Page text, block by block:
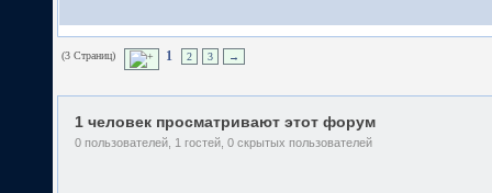
(3 Страниц) 1 2 3 →
1 человек просматривают этот форум
0 пользователей, 1 гостей, 0 скрытых пользователей